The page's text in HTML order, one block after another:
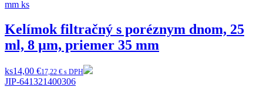
Kelímok filtračný s poréznym dnom, 25
ml, 8 µm, priemer 35 mm
ks14,00 €17,22 € s DPH
JIP-641321400306